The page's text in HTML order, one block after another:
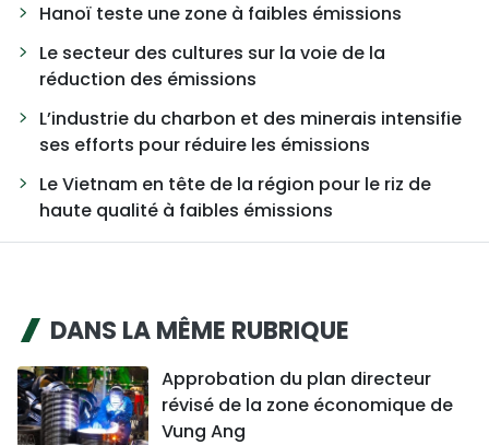
Hanoï teste une zone à faibles émissions
Le secteur des cultures sur la voie de la
réduction des émissions
L’industrie du charbon et des minerais intensifie
ses efforts pour réduire les émissions
Le Vietnam en tête de la région pour le riz de
haute qualité à faibles émissions
DANS LA MÊME RUBRIQUE
Approbation du plan directeur
révisé de la zone économique de
Vung Ang